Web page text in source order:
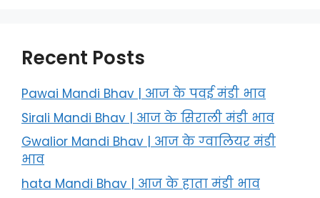
Recent Posts
Pawai Mandi Bhav | आज के पवई मंडी भाव
Sirali Mandi Bhav | आज के सिराली मंडी भाव
Gwalior Mandi Bhav | आज के ग्‍वालियर मंडी
भाव
hata Mandi Bhav | आज के हाता मंडी भाव